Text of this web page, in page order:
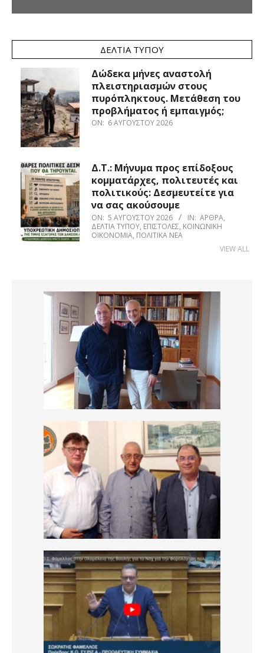
ΔΕΛΤΊΑ ΤΎΠΟΥ
Δώδεκα μήνες αναστολή
πλειστηριασμών στους
πυρόπληκτους. Μετάθεση του
προβλήματος ή εμπαιγμός;
ON: 6 ΑΥΓΟΎΣΤΟΥ 2026
Δ.Τ.: Μήνυμα προς επίδοξους
κομματάρχες, πολιτευτές και
πολιτικούς: Δεσμευτείτε για
να σας ακούσουμε
ON: 5 ΑΥΓΟΎΣΤΟΥ 2026 IN: ΆΡΘΡΑ,
ΔΕΛΤΊΑ ΤΎΠΟΥ, ΕΠΙΣΤΟΛΈΣ, ΚΟΙΝΩΝΙΚΉ
ΟΙΚΟΝΟΜΊΑ, ΠΟΛΙΤΙΚΆ ΝΈΑ
VIEW ALL